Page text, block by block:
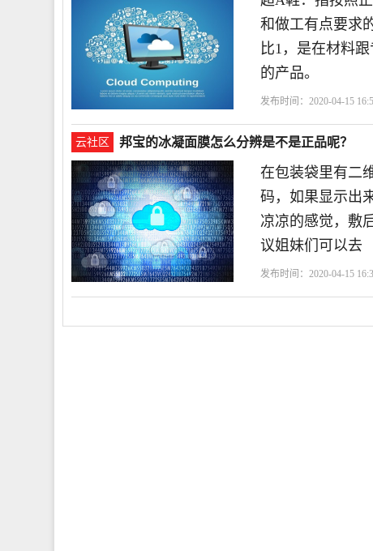
和做工有点要求
比1，是在材料
的产品。
发布时间：2020-04-15
云社区 邦宝的冰凝面膜怎么分辨是不是正品呢？
在包装袋里有二
码，如果显示出
凉凉的感觉，敷
议姐妹们可以去
发布时间：2020-04-15